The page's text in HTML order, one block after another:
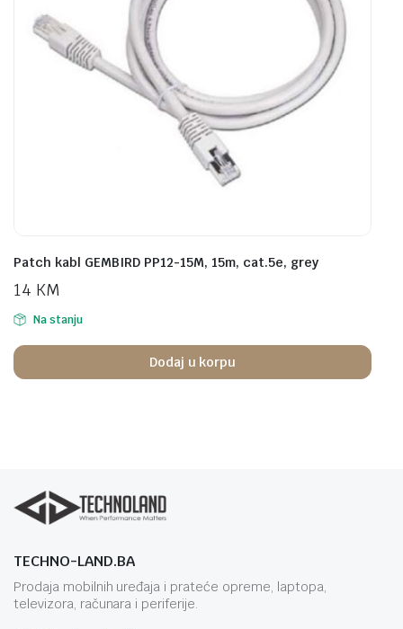
Patch kabl GEMBIRD PP12-15M, 15m, cat.5e, grey
14 KM
Na stanju
Dodaj u korpu
TECHNO-LAND.BA
Prodaja mobilnih uređaja i prateće opreme, laptopa,
televizora, računara i periferije.